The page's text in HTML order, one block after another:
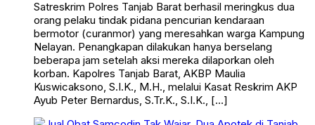
orang pelaku tindak pidana pencurian kendaraan
bermotor (curanmor) yang meresahkan warga Kampung
Nelayan. Penangkapan dilakukan hanya berselang
beberapa jam setelah aksi mereka dilaporkan oleh
korban. Kapolres Tanjab Barat, AKBP Maulia
Kuswicaksono, S.I.K., M.H., melalui Kasat Reskrim AKP
Ayub Peter Bernardus, S.Tr.K., S.I.K., […]